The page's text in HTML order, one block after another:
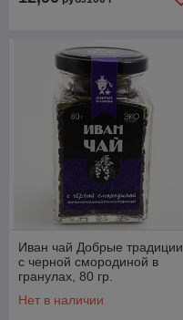
Иван чай Добрые традиции
с черной смородиной в
гранулах, 80 гр.
Нет в наличии